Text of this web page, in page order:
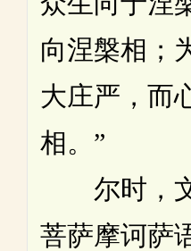
向涅槃相；
大庄严，而
相。”
尔时，文
菩萨摩诃萨